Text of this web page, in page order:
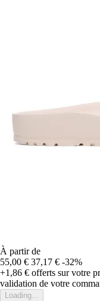
À partir de
55,00 € 37,17 € -32%
+1,86 € offerts sur votre
validation de votre
Loading...